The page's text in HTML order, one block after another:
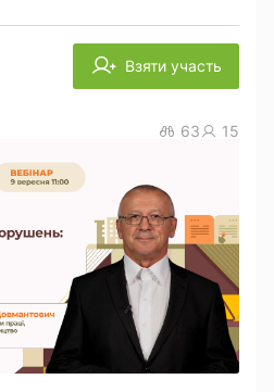
Взяти участь
63 15